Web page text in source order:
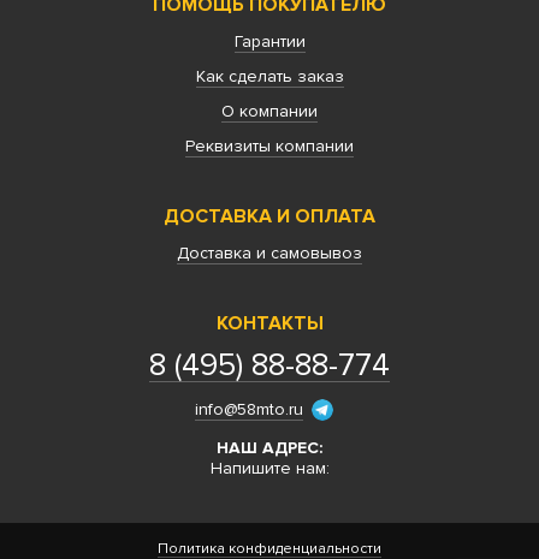
ПОМОЩЬ ПОКУПАТЕЛЮ
Гарантии
Как сделать заказ
О компании
Реквизиты компании
ДОСТАВКА И ОПЛАТА
Доставка и самовывоз
КОНТАКТЫ
8 (495) 88-88-774
info@58mto.ru
НАШ АДРЕС:
Напишите нам:
Политика конфиденциальности